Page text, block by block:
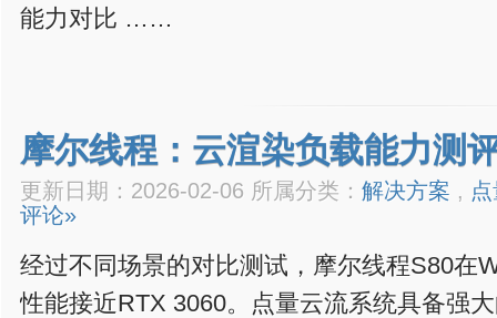
能力对比 ……
摩尔线程：云渲染负载能力测
更新日期：2026-02-06 所属分类： 解决方案 ,
评论»
经过不同场景的对比测试，摩尔线程S80在
性能接近RTX 3060。点量云流系统具备强